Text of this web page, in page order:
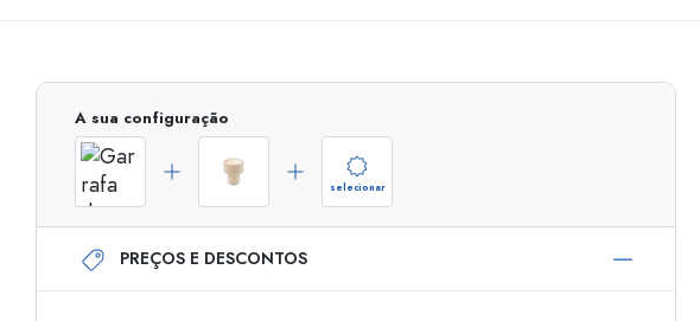
Dispensadores Airless
Frascos com roll-on
Frascos
Descubra agora
Compre agora
A sua configuração
selecionar
PREÇOS E DESCONTOS